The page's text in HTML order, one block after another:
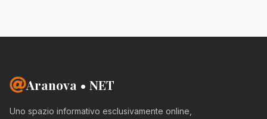
Aranova • NET
Uno spazio informativo esclusivamente online,